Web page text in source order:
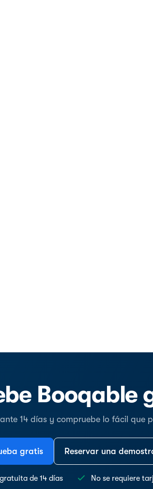
Booqable
14 días y compruebe lo fácil que
gratis Reservar una
de 14 días No se requiere